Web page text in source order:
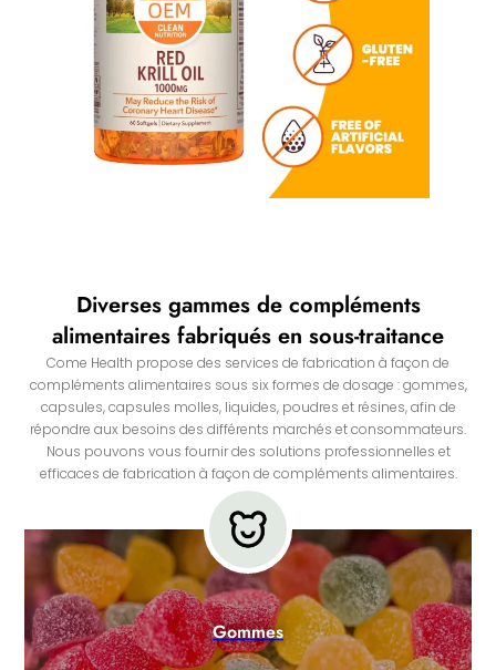
Diverses gammes de compléments
alimentaires fabriqués en sous-traitance
Come Health propose des services de fabrication à façon de
compléments alimentaires sous six formes de dosage : gommes,
capsules, capsules molles, liquides, poudres et résines, afin de
répondre aux besoins des différents marchés et consommateurs.
Nous pouvons vous fournir des solutions professionnelles et
efficaces de fabrication à façon de compléments alimentaires.
Gommes